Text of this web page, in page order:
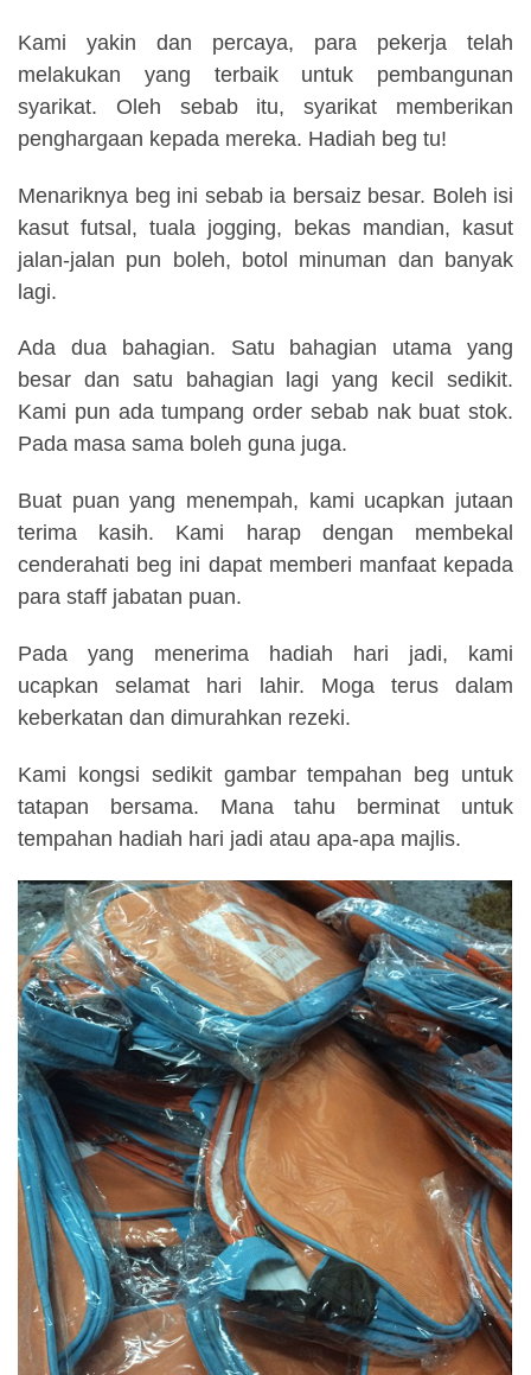
Kami yakin dan percaya, para pekerja telah
melakukan yang terbaik untuk pembangunan
syarikat. Oleh sebab itu, syarikat memberikan
penghargaan kepada mereka. Hadiah beg tu!
Menariknya beg ini sebab ia bersaiz besar. Boleh isi
kasut futsal, tuala jogging, bekas mandian, kasut
jalan-jalan pun boleh, botol minuman dan banyak
lagi.
Ada dua bahagian. Satu bahagian utama yang
besar dan satu bahagian lagi yang kecil sedikit.
Kami pun ada tumpang order sebab nak buat stok.
Pada masa sama boleh guna juga.
Buat puan yang menempah, kami ucapkan jutaan
terima kasih. Kami harap dengan membekal
cenderahati beg ini dapat memberi manfaat kepada
para staff jabatan puan.
Pada yang menerima hadiah hari jadi, kami
ucapkan selamat hari lahir. Moga terus dalam
keberkatan dan dimurahkan rezeki.
Kami kongsi sedikit gambar tempahan beg untuk
tatapan bersama. Mana tahu berminat untuk
tempahan hadiah hari jadi atau apa-apa majlis.